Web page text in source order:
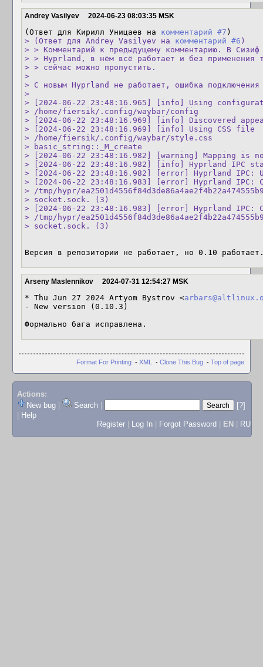
Andrey Vasilyev 2024-06-23 08:03:35 MSK
(Ответ для Кирилл Уницаев на комментарий #7
> (Ответ для Andrey Vasilyev на комментарий #6 )
> > Комментарий к предыдущему комментарию. В Сизиф
> > Hyprland, в нём всё работает и без применения
> > сейчас можно пропустить.
>
> С новым Hyprland не работает, ошибка подключения
>
> [2024-06-22 23:48:16.965] [info] Using
> /home/fiersik/.config/waybar/config
> [2024-06-22 23:48:16.969] [info] Discovered
> [2024-06-22 23:48:16.969] [info] Using CSS file
> /home/fiersik/.config/waybar/style.css
> basic_string::_M_create
> [2024-06-22 23:48:16.982] [warning] Mapping is
> [2024-06-22 23:48:16.982] [info] Hyprland IPC
> [2024-06-22 23:48:16.982] [error] Hyprland IPC:
> [2024-06-22 23:48:16.983] [error] Hyprland IPC:
> /tmp/hypr/
> socket.sock. (3)
> [2024-06-22 23:48:16.983] [error] Hyprland IPC:
> /tmp/hypr/
> socket.sock. (3)
Версия в репозитории не работает, но 0.10
Arseny Maslennikov 2024-07-31 12:54:27 MSK
* Thu Jun 27 2024 Artyom Bystrov <
- New version (0.10.3)
Формально бага исправлена.
Format For Printing - XML - Clone This Bug - Top of page
Actions:
New bug
Search
[?]
Help
Register
Log In Forgot Password EN RU